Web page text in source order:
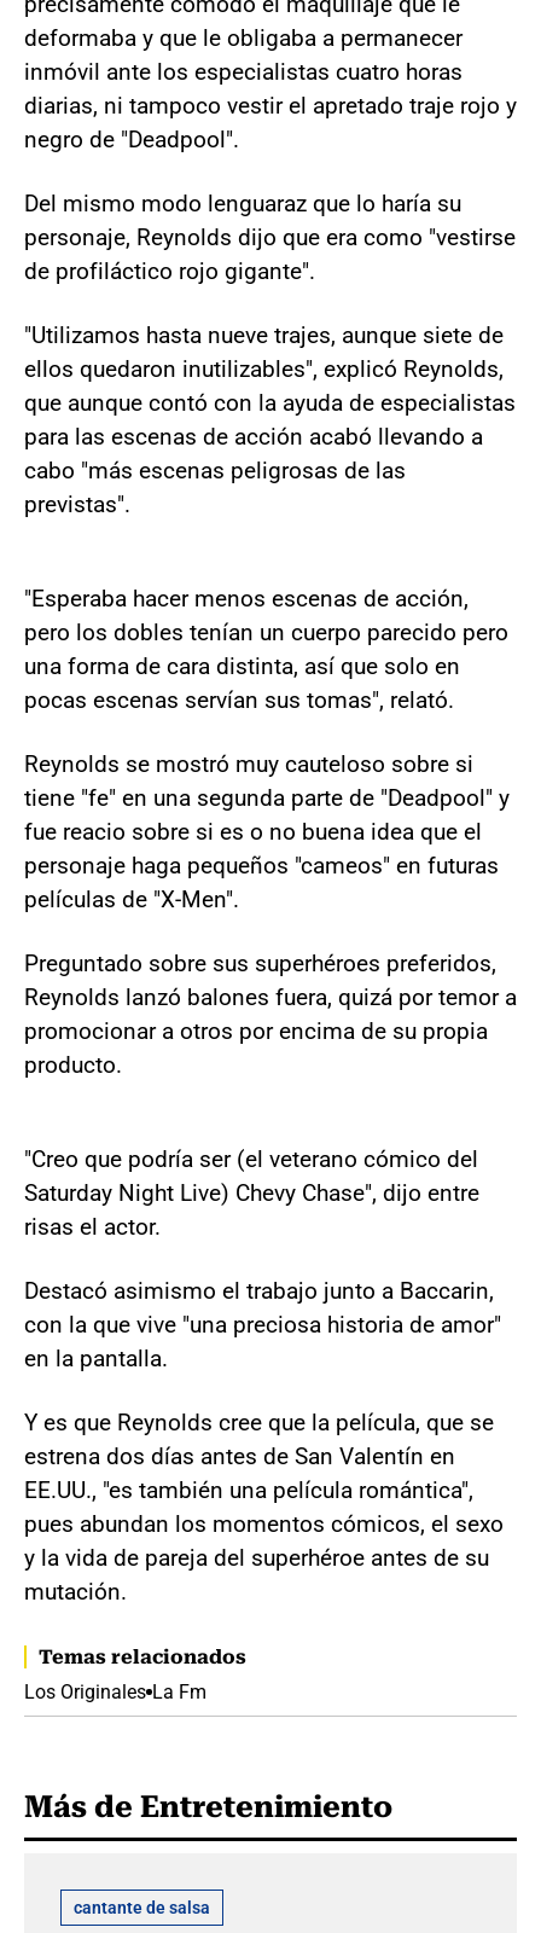
deformaba y que le obligaba a permanecer
inmóvil ante los especialistas cuatro horas
diarias, ni tampoco vestir el apretado traje rojo y
negro de "Deadpool".
Del mismo modo lenguaraz que lo haría su
personaje, Reynolds dijo que era como "vestirse
de profiláctico rojo gigante".
"Utilizamos hasta nueve trajes, aunque siete de
ellos quedaron inutilizables", explicó Reynolds,
que aunque contó con la ayuda de especialistas
para las escenas de acción acabó llevando a
cabo "más escenas peligrosas de las
previstas".
"Esperaba hacer menos escenas de acción,
pero los dobles tenían un cuerpo parecido pero
una forma de cara distinta, así que solo en
pocas escenas servían sus tomas", relató.
Reynolds se mostró muy cauteloso sobre si
tiene "fe" en una segunda parte de "Deadpool" y
fue reacio sobre si es o no buena idea que el
personaje haga pequeños "cameos" en futuras
películas de "X-Men".
Preguntado sobre sus superhéroes preferidos,
Reynolds lanzó balones fuera, quizá por temor a
promocionar a otros por encima de su propia
producto.
"Creo que podría ser (el veterano cómico del
Saturday Night Live) Chevy Chase", dijo entre
risas el actor.
Destacó asimismo el trabajo junto a Baccarin,
con la que vive "una preciosa historia de amor"
en la pantalla.
Y es que Reynolds cree que la película, que se
estrena dos días antes de San Valentín en
EE.UU., "es también una película romántica",
pues abundan los momentos cómicos, el sexo
y la vida de pareja del superhéroe antes de su
mutación.
Temas relacionados
Los Originales La Fm
Más de Entretenimiento
cantante de salsa